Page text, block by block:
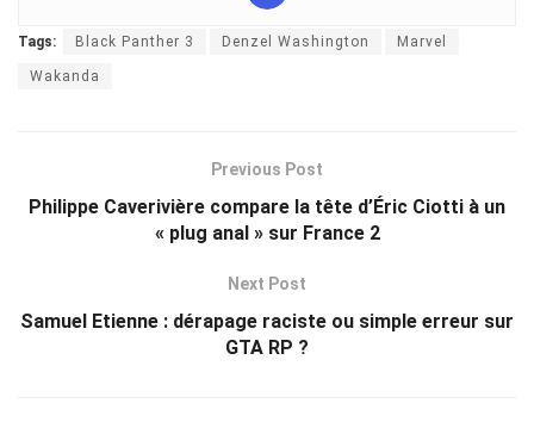
Tags: Black Panther 3 Denzel Washington Marvel
Wakanda
Previous Post
Philippe Caverivière compare la tête d’Éric Ciotti à un
« plug anal » sur France 2
Next Post
Samuel Etienne : dérapage raciste ou simple erreur sur
GTA RP ?